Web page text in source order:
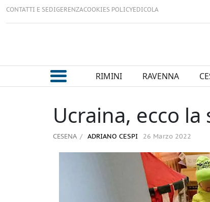
CONTATTI E SEDIGERENZACOOKIES POLICYEDICOLA
RIMINI RAVENNA
Ucraina, ecco
CESENA ADRIANO CESPI 26 Marzo 2022